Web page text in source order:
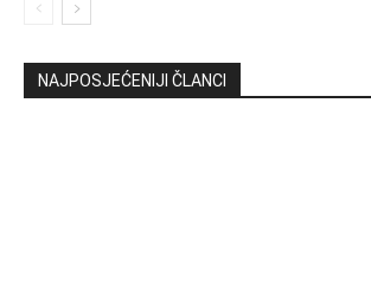
NAJPOSJEĆENIJI ČLANCI